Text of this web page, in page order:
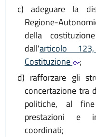
c) adeguare la
Regione-
della
dall'articolo
Costituzione
;
d) rafforzare gli
concertazione tra
politiche, al
prestazioni e
coordinati;